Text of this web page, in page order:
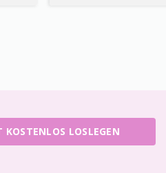
KOSTENLOS LOSLEGEN